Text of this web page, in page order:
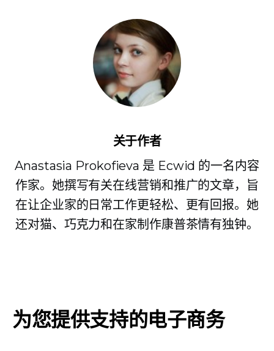
关于作者
Anastasia Prokofieva 是 Ecwid 的一名内容
作家。她撰写有关在线营销和推广的文章，旨
在让企业家的日常工作更轻松、更有回报。她
还对猫、巧克力和在家制作康普茶情有独钟。
为您提供支持的电子商务